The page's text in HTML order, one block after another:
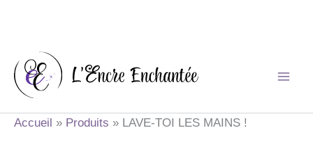
contenu
Accueil Produits LAVE-TOI LES MAINS !